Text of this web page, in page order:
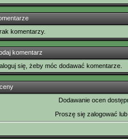
komentarzy.
komentarz
się, żeby móc dodawać komentarze.
Dodawanie ocen
Proszę się zalogować